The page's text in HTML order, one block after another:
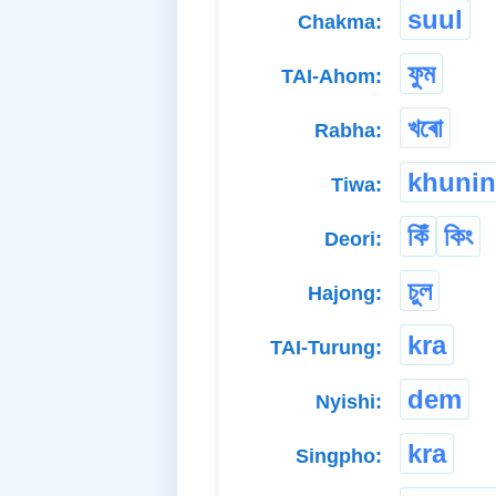
Chakma: suul
TAI-Ahom: ফুম
Rabha: খৰো
Tiwa:
Deori: কিঁ কিং
Hajong: চুল
TAI-Turung: kra
Nyishi: dem
Singpho:
kra